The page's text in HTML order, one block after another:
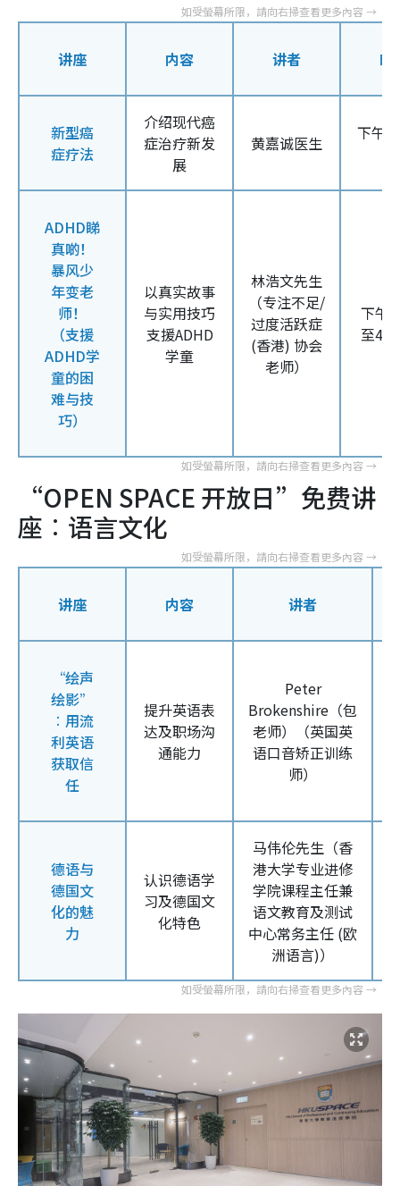
讲座 内容 讲者 时
新型癌
症疗法
介绍现代癌
症治疗新发
展
黄嘉诚医生 下午
ADHD睇
真啲！
暴风少
年变老
师！
（支援
ADHD学
童的困
难与技
巧）
以真实故事
与实用技巧
支援ADHD
学童
林浩文先生
（专注不足/
过度活跃症
(香港) 协会
老师）
下午
至4
“OPEN SPACE 开放日”免费讲
座︰ 语言文化
讲座 内容 讲者
“绘声
绘影”
︰用流
利英语
获取信
任
提升英语表
达及职场沟
通能力
Peter
Brokenshire（包
老师）（英国英
语口音矫正训练
师）
德语与
德国文
化的魅
力
认识德语学
习及德国文
化特色
马伟伦先生（香
港大学专业进修
学院课程主任兼
语文教育及测试
中心常务主任 (欧
洲语言)）